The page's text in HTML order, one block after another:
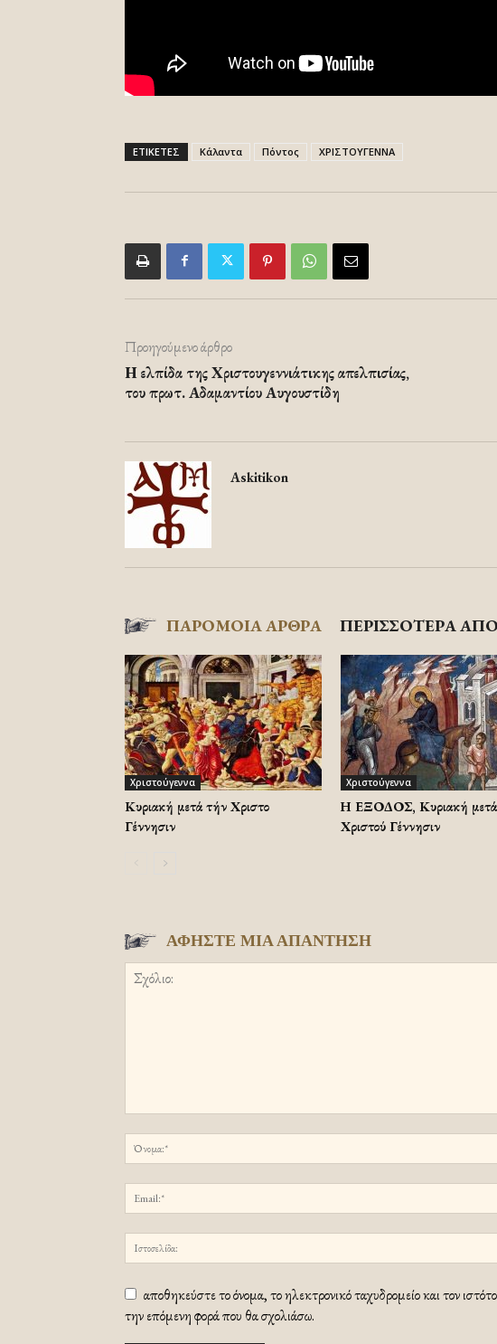
ΕΤΙΚΕΤΕΣ Κάλαντα Πόντος ΧΡΙΣΤΟΥΓΕΝΝΑ
Προηγούμενο άρθρο
Η ελπίδα της Χριστουγεννιάτικης απελπισίας,
του πρωτ. Αδαμαντίου Αυγουστίδη
Askitikon
ΠΑΡΟΜΟΙΑ ΑΡΘΡΑ ΠΕΡΙΣΣΟΤΕΡΑ
Χριστούγεννα
Κυριακή μετά τήν Χριστοῦ
Γέννησιν
Χριστούγεννα
Η ΕΞΟΔΟΣ, Κυριακή
Χριστού Γέννησιν
ΑΦΗΣΤΕ ΜΙΑ ΑΠΑΝΤΗΣΗ
αποθηκεύστε το όνομα, το ηλεκτρονικό ταχυδρομείο και τον
την επόμενη φορά που θα σχολιάσω.